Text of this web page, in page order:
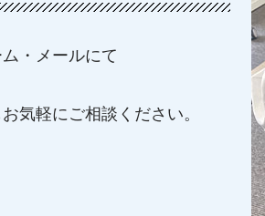
・メールにて
気軽にご相談ください。